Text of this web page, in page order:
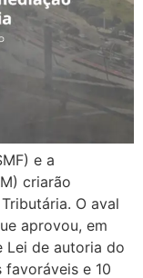
e a
criarão
O aval
aprovou, em
Lei de autoria do
e 10